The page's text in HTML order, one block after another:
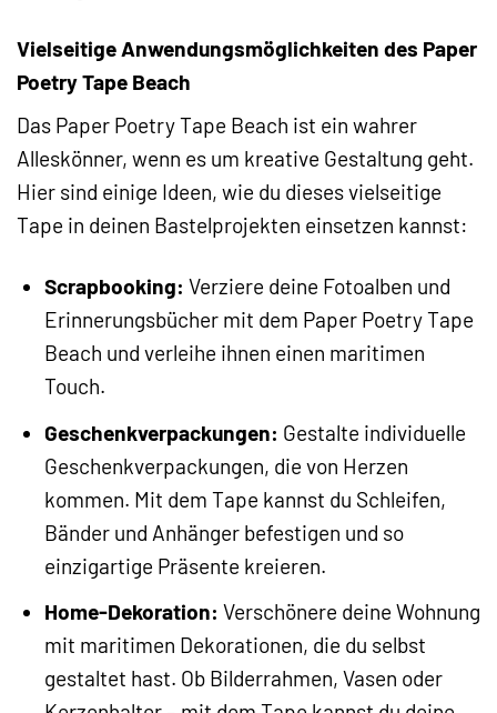
Vielseitige Anwendungsmöglichkeiten des Paper
Poetry Tape Beach
Das Paper Poetry Tape Beach ist ein wahrer
Alleskönner, wenn es um kreative Gestaltung geht.
Hier sind einige Ideen, wie du dieses vielseitige
Tape in deinen Bastelprojekten einsetzen kannst:
Scrapbooking: Verziere deine Fotoalben und
Erinnerungsbücher mit dem Paper Poetry Tape
Beach und verleihe ihnen einen maritimen
Touch.
Geschenkverpackungen: Gestalte individuelle
Geschenkverpackungen, die von Herzen
kommen. Mit dem Tape kannst du Schleifen,
Bänder und Anhänger befestigen und so
einzigartige Präsente kreieren.
Home-Dekoration: Verschönere deine Wohnung
mit maritimen Dekorationen, die du selbst
gestaltet hast. Ob Bilderrahmen, Vasen oder